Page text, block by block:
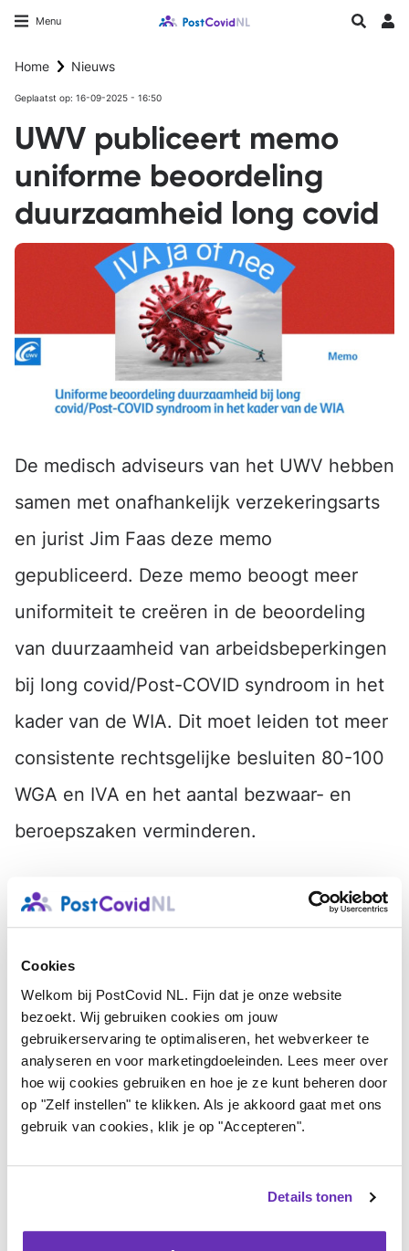
Cookies
Welkom bij PostCovid NL. Fijn dat je onze website
bezoekt. Wij gebruiken cookies om jouw
gebruikerservaring te optimaliseren, het webverkeer te
analyseren en voor marketingdoeleinden. Lees meer over
hoe wij cookies gebruiken en hoe je ze kunt beheren door
op "Zelf instellen" te klikken. Als je akkoord gaat met ons
gebruik van cookies, klik je op "Accepteren".
Details tonen
gaan
Menu Longfonds homepageZoeken
Home Nieuws
Geplaatst op: 16-09-2025 - 16:50
UWV publiceert memo
uniforme beoordeling
duurzaamheid long covid
De medisch adviseurs van het UWV hebben
samen met onafhankelijk verzekeringsarts
en jurist Jim Faas deze memo
gepubliceerd. Deze memo beoogt meer
uniformiteit te creëren in de beoordeling
van duurzaamheid van arbeidsbeperkingen
bij long covid/Post-COVID syndroom in het
kader van de WIA. Dit moet leiden tot meer
consistente rechtsgelijke besluiten 80-100
WGA en IVA en het aantal bezwaar- en
beroepszaken verminderen.
De memo is inmiddels binnen UWV breed verspreid en
nu voor iedereen beschikbaar. Zo kunnen dezelfde
waar ze aan toe zijn. Let op, het is een lastig leesbare
tekst bedoeld voor professionals.
Lees de memohier.